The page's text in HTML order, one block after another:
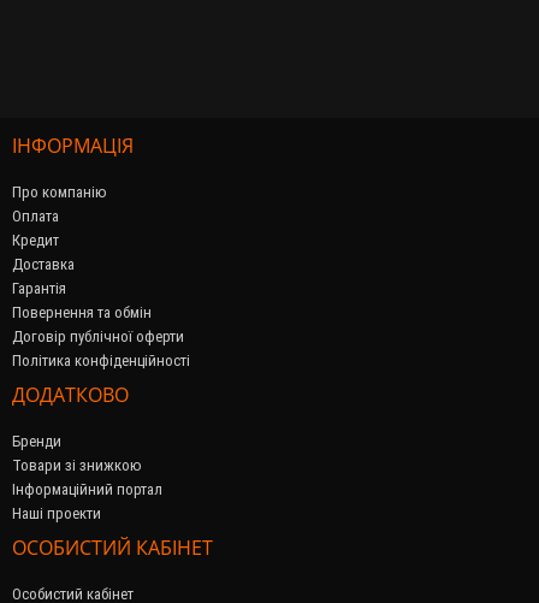
ІНФОРМАЦІЯ
Про компанію
Оплата
Кредит
Доставка
Гарантія
Повернення та обмін
Договір публічної оферти
Політика конфіденційності
ДОДАТКОВО
Бренди
Товари зі знижкою
Інформаційний портал
Наші проекти
ОСОБИСТИЙ КАБІНЕТ
Особистий кабінет